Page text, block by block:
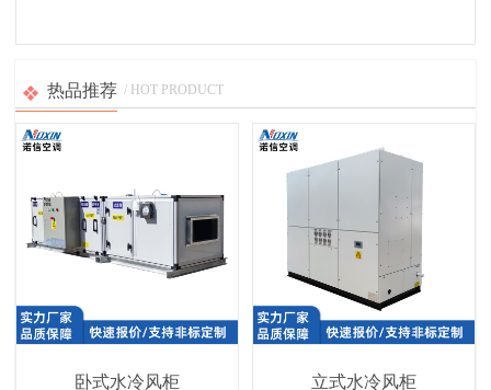
热品推荐 / HOT PRODUCT
卧式水冷风柜 立式水冷风柜